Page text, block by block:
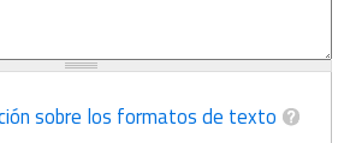
sobre los formatos de texto